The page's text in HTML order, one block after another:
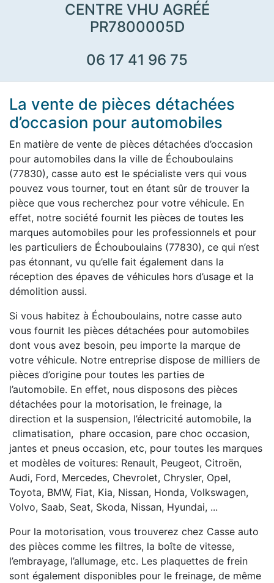
CENTRE VHU AGRÉÉ
PR7800005D
06 17 41 96 75
La vente de pièces détachées
d’occasion pour automobiles
En matière de vente de pièces détachées d’occasion
pour automobiles dans la ville de Échouboulains
(77830), casse auto est le spécialiste vers qui vous
pouvez vous tourner, tout en étant sûr de trouver la
pièce que vous recherchez pour votre véhicule. En
effet, notre société fournit les pièces de toutes les
marques automobiles pour les professionnels et pour
les particuliers de Échouboulains (77830), ce qui n’est
pas étonnant, vu qu’elle fait également dans la
réception des épaves de véhicules hors d’usage et la
démolition aussi.
Si vous habitez à Échouboulains, notre casse auto
vous fournit les pièces détachées pour automobiles
dont vous avez besoin, peu importe la marque de
votre véhicule. Notre entreprise dispose de milliers de
pièces d’origine pour toutes les parties de
l’automobile. En effet, nous disposons des pièces
détachées pour la motorisation, le freinage, la
direction et la suspension, l’électricité automobile, la
climatisation, phare occasion, pare choc occasion,
jantes et pneus occasion, etc, pour toutes les marques
et modèles de voitures: Renault, Peugeot, Citroën,
Audi, Ford, Mercedes, Chevrolet, Chrysler, Opel,
Toyota, BMW, Fiat, Kia, Nissan, Honda, Volkswagen,
Volvo, Saab, Seat, Skoda, Nissan, Hyundai, ...
Pour la motorisation, vous trouverez chez Casse auto
des pièces comme les filtres, la boîte de vitesse,
l’embrayage, l’allumage, etc. Les plaquettes de frein
sont également disponibles pour le freinage, de même